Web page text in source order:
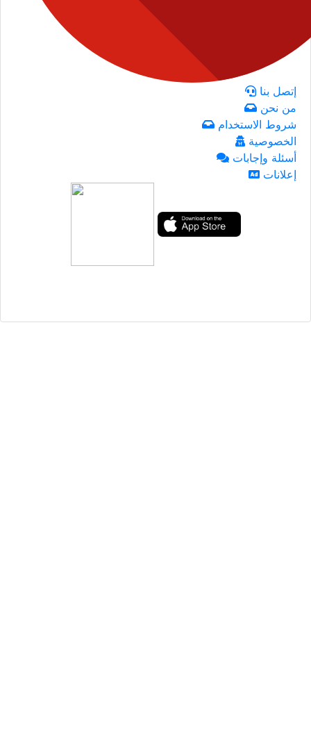
إتصل بنا
من نحن
شروط الاستخدام
الخصوصية
أسئلة وإجابات
إعلانات